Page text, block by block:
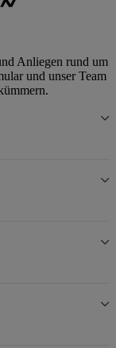
Anliegen rund um
und unser Team